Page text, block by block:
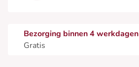
Bezorging binnen 4 werkdagen
Gratis